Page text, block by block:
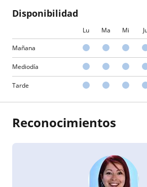
Disponibilidad
Lu Ma Mi
Mañana
Mediodía
Tarde
Reconocimientos